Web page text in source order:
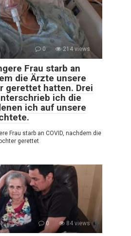
0 214 views
Frau starb an
die Ärzte unsere
gerettet hatten. Drei
ich die
ich auf unsere
Frau starb an COVID, nachdem die
gerettet
0 84 views